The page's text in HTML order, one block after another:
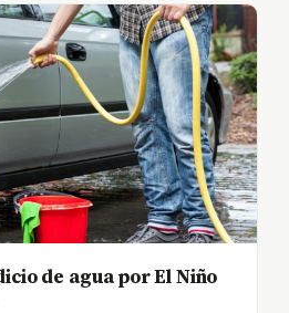
de agua por El Niño